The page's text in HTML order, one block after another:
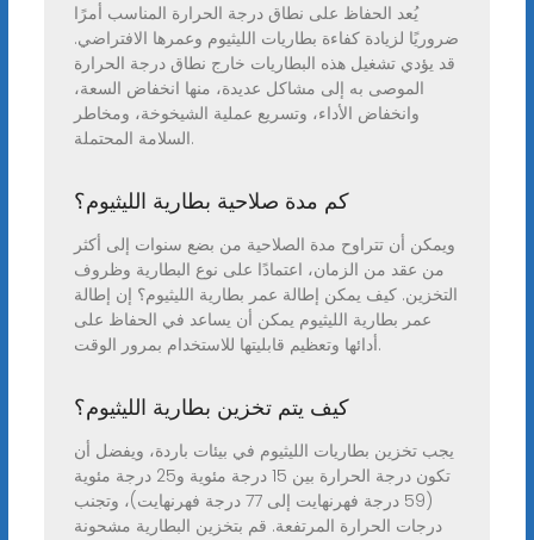
يُعد الحفاظ على نطاق درجة الحرارة المناسب أمرًا
ضروريًا لزيادة كفاءة بطاريات الليثيوم وعمرها الافتراضي.
قد يؤدي تشغيل هذه البطاريات خارج نطاق درجة الحرارة
الموصى به إلى مشاكل عديدة، منها انخفاض السعة،
وانخفاض الأداء، وتسريع عملية الشيخوخة، ومخاطر
السلامة المحتملة.
كم مدة صلاحية بطارية الليثيوم؟
ويمكن أن تتراوح مدة الصلاحية من بضع سنوات إلى أكثر
من عقد من الزمان، اعتمادًا على نوع البطارية وظروف
التخزين. كيف يمكن إطالة عمر بطارية الليثيوم؟ إن إطالة
عمر بطارية الليثيوم يمكن أن يساعد في الحفاظ على
أدائها وتعظيم قابليتها للاستخدام بمرور الوقت.
كيف يتم تخزين بطارية الليثيوم؟
يجب تخزين بطاريات الليثيوم في بيئات باردة، ويفضل أن
تكون درجة الحرارة بين 15 درجة مئوية و25 درجة مئوية
(59 درجة فهرنهايت إلى 77 درجة فهرنهايت)، وتجنب
درجات الحرارة المرتفعة. قم بتخزين البطارية مشحونة